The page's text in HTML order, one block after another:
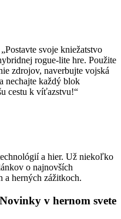
svoje kniežatstvo
rogue-lite hre. Použite
zdrojov, naverbujte vojská
nechajte každý blok
cestu k víťazstvu!“
a hier. Už niekoľko
o najnovších
a herných zážitkoch.
Novinky v hernom svete